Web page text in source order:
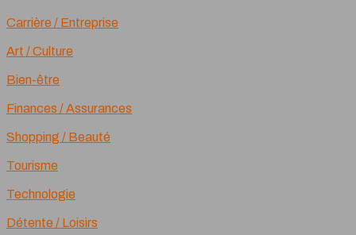
Carrière / Entreprise
Art / Culture
Bien-être
Finances / Assurances
Shopping / Beauté
Tourisme
Technologie
Détente / Loisirs